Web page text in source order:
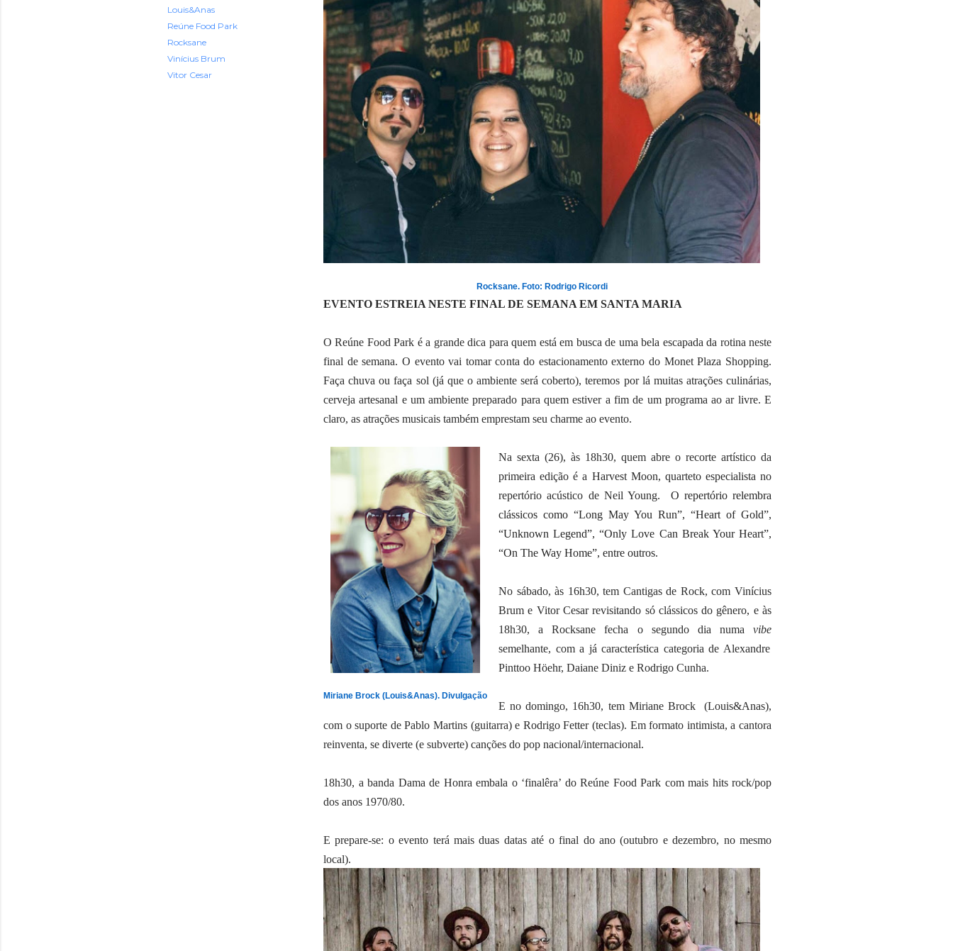
Louis&Anas
Reúne Food Park
Rocksane
Vinícius Brum
Vitor Cesar
Rocksane. Foto: Rodrigo Ricordi
EVENTO ESTREIA NESTE FINAL DE SEMANA EM SANTA MARIA
O Reúne Food Park é a grande dica para quem está em busca de uma bela escapada da rotina neste
final de semana. O evento vai tomar conta do estacionamento externo do Monet Plaza Shopping.
Faça chuva ou faça sol (já que o ambiente será coberto), teremos por lá muitas atrações culinárias,
cerveja artesanal e um ambiente preparado para quem estiver a fim de um programa ao ar livre. E
claro, as atrações musicais também emprestam seu charme ao evento.
Miriane Brock (Louis&Anas). Divulgação
Na sexta (26), às 18h30, quem abre o recorte artístico da
primeira edição é a Harvest Moon, quarteto especialista no
repertório acústico de Neil Young.
O repertório relembra
clássicos como “Long May You Run”, “Heart of Gold”,
“Unknown Legend”, “Only Love Can Break Your Heart”,
“On The Way Home”, entre outros.
No sábado, às 16h30, tem Cantigas de Rock, com Vinícius
Brum e Vitor Cesar revisitando só clássicos do gênero, e às
18h30, a Rocksane fecha o segundo dia numa vibe
semelhante, com a já característica categoria de Alexandre
Pinttoo Höehr, Daiane Diniz e Rodrigo Cunha.
E no domingo, 16h30, tem Miriane Brock
(Louis&Anas),
com o suporte de Pablo Martins (guitarra) e Rodrigo Fetter (teclas). Em formato intimista, a cantora
reinventa, se diverte (e subverte) canções do pop nacional/internacional.
18h30, a banda Dama de Honra embala o ‘finalêra’ do Reúne Food Park com mais hits rock/pop
dos anos 1970/80.
E prepare-se: o evento terá mais duas datas até o final do ano (outubro e dezembro, no mesmo
local).